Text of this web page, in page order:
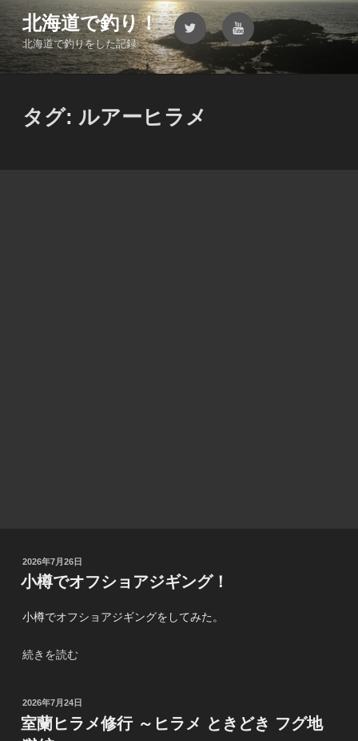
ン
テ
ン
北海道で釣り！
北海道で釣りをした記録
Twitter YouTube
タグ: ルアーヒラメ
投
稿
日:
2026年7月26日
小樽でオフショアジギング！
小樽でオフショアジギングをしてみた。
“小
オ
フ
続きを読む
投
稿
日:
2026年7月24日
室蘭ヒラメ修行 ～ヒラメ ときどき フグ地